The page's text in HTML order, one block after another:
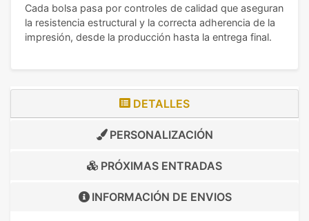
Cada bolsa pasa por controles de calidad que aseguran
la resistencia estructural y la correcta adherencia de la
impresión, desde la producción hasta la entrega final.
DETALLES
PERSONALIZACIÓN
PRÓXIMAS ENTRADAS
INFORMACIÓN DE ENVIOS